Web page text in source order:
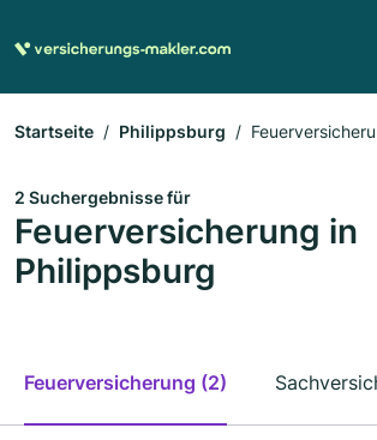
Startseite Philippsburg
2 Suchergebnisse für
Feuerversicherung in
Philippsburg
Feuerversicherung (2)